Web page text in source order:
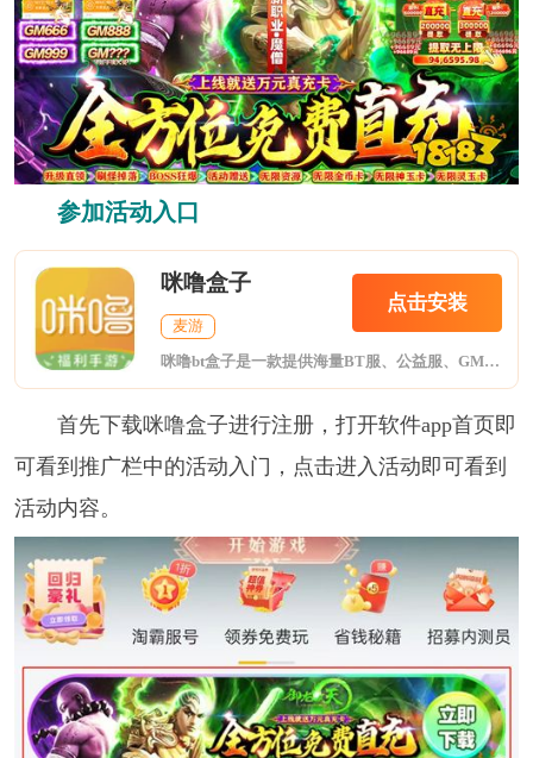
参加活动入口
咪噜盒子
麦游
点击安装
咪噜bt盒子是一款提供海量BT服、公益服、GM版手游折扣、礼包等福利的手游盒子!折扣手游，任意金额3折起!24小时即充即返，自动打折，终生折扣!
首先下载咪噜盒子进行注册，打开软件app首页即
可看到推广栏中的活动入门，点击进入活动即可看到
活动内容。